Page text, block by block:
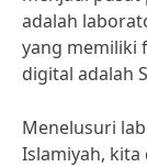
adalah
yang memiliki
digital adalah
Menelusuri
Islamiyah,